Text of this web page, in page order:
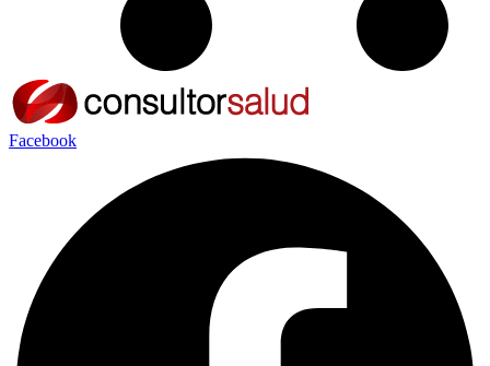
Facebook